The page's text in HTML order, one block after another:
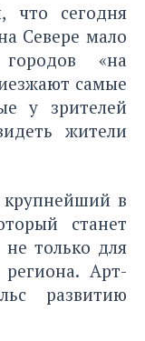
что сегодня
Севере мало
«на
самые
у зрителей
жители
крупнейший в
станет
только для
Арт-
развитию